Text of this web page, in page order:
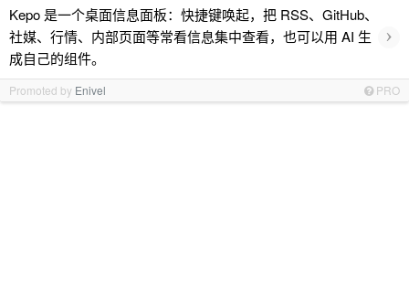
Kepo 是一个桌面信息面板：快捷键唤起，把 RSS、GitHub、
社媒、行情、内部页面等常看信息集中查看，也可以用 AI 生
成自己的组件。
›
Promoted by Enivel PRO